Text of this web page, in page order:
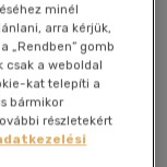
Megosztom
minél
arra kérjük,
„Rendben” gomb
csak a weboldal
kat telepíti a
bármikor
részletekért